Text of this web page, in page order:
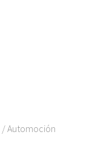
Automoción